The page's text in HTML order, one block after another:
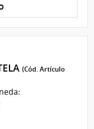
(Cód. Artículo